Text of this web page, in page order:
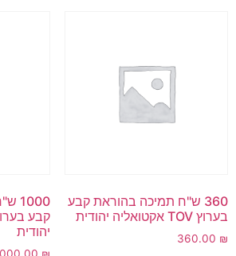
360 ש"ח תמיכה בהוראת קבע
בערוץ TOV אקטואליה יהודית
360.00 ₪
יהודית
₪